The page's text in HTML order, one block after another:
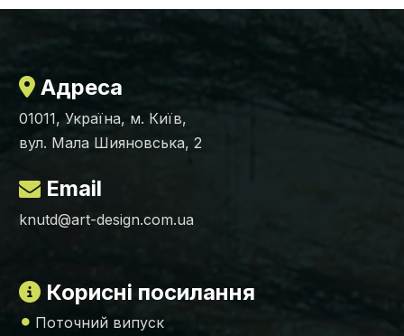
Адреса
01011, Україна, м. Київ,
вул. Мала Шияновська, 2
Email
knutd@art-design.com.ua
Корисні посилання
Поточний випуск